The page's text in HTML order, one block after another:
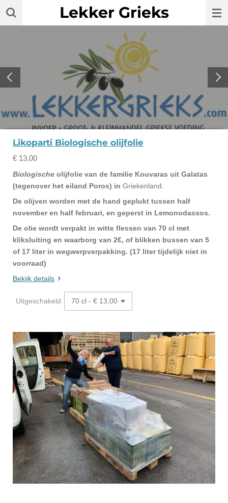
Ga
Lekker Grieks
Likoparti Biologische olijfolie
€ 13,00
Biologische olijfolie van de familie Kouvaras uit Galatas
(tegenover het eiland Poros) in Griekenland.
De olijven worden met de hand geplukt tussen half
november en half februari, en geperst in Lemonodassos.
De olie wordt verpakt in witte flessen van 70 cl met
kliksluiting en waarborg van 2€, of blikken bussen van 5
of 17 liter in wegwerpverpakking. (17 liter tijdelijk niet in
voorraad)
Bekijk details
Uitgeschakeld